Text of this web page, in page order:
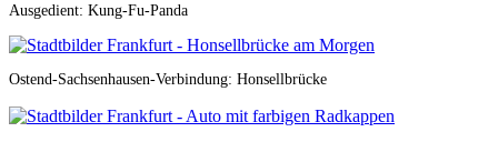
Ausgedient: Kung-Fu-Panda
Ostend-Sachsenhausen-Verbindung: Honsellbrücke